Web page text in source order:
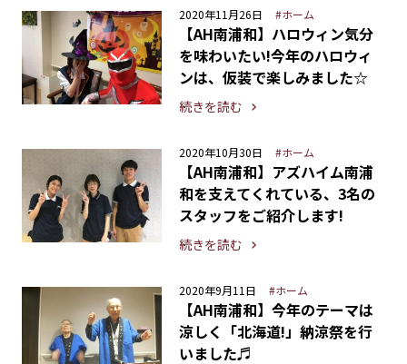
2020年11月26日 #ホーム
【AH南浦和】ハロウィン気分
を味わいたい!今年のハロウィ
ンは、仮装で楽しみました☆
続きを読む
2020年10月30日 #ホーム
【AH南浦和】アズハイム南浦
和を支えてくれている、3名の
スタッフをご紹介します!
続きを読む
2020年9月11日 #ホーム
【AH南浦和】今年のテーマは
涼しく「北海道!」納涼祭を行
いました♬